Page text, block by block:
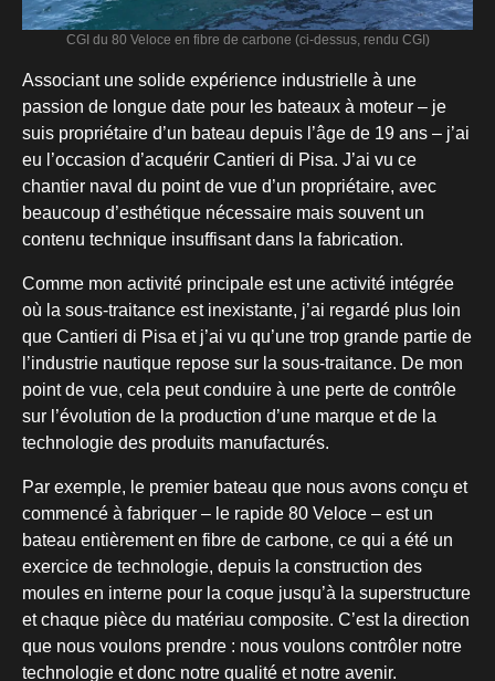
CGI du 80 Veloce en fibre de carbone (ci-dessus, rendu CGI)
Associant une solide expérience industrielle à une
passion de longue date pour les bateaux à moteur – je
suis propriétaire d’un bateau depuis l’âge de 19 ans – j’ai
eu l’occasion d’acquérir Cantieri di Pisa. J’ai vu ce
chantier naval du point de vue d’un propriétaire, avec
beaucoup d’esthétique nécessaire mais souvent un
contenu technique insuffisant dans la fabrication.
Comme mon activité principale est une activité intégrée
où la sous-traitance est inexistante, j’ai regardé plus loin
que Cantieri di Pisa et j’ai vu qu’une trop grande partie de
l’industrie nautique repose sur la sous-traitance. De mon
point de vue, cela peut conduire à une perte de contrôle
sur l’évolution de la production d’une marque et de la
technologie des produits manufacturés.
Par exemple, le premier bateau que nous avons conçu et
commencé à fabriquer – le rapide 80 Veloce – est un
bateau entièrement en fibre de carbone, ce qui a été un
exercice de technologie, depuis la construction des
moules en interne pour la coque jusqu’à la superstructure
et chaque pièce du matériau composite. C’est la direction
que nous voulons prendre : nous voulons contrôler notre
technologie et donc notre qualité et notre avenir.